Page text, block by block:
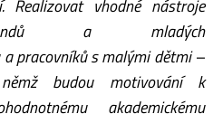
Realizovat vhodné nástroje
a mladých
pracovníků s malými dětmi –
budou motivování k
akademickému